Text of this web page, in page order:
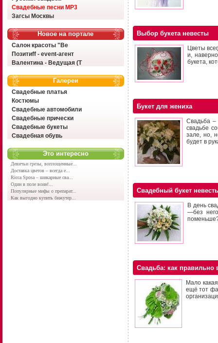
Свадебные песни MP3
Загсы Москвы
Новое на портале
Салон красоты "Ве
Позитиff - event-агент
Валентина - Ведущая (Т
Галереи
Свадебные платья
Костюмы
Свадебные автомобили
Свадебные прически
Свадебные букеты
Свадебная обувь
Это интересно
Девичьи грезы, воплощенные...
Доставка цветов – всегда е...
Ricca Sposa – шикарные сва...
Один в поле воин!...
Популярные мифы о препарат...
Как выгодно купить бижутер...
Выбор букета невесты
Цветы
и,
букета,
Букет для жениха
Свадьба –
свадьбе
зале, но,
будет в
Свадебный букет
В день
—без
Свадьба: как правильно
Мало
ещё тот